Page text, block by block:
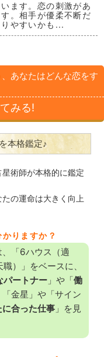
ます。恋の刺激があ
。相手が優柔不断だ
やすいかも...
あなたはどんな恋をす
みる!
本格鑑定♪
術師が本格的に鑑定
の運命は大きく向上
りますか？
「6ハウス（適
）」をベースに、
パートナー 」や「働
金星」や「サイン
に合った仕事 」を見